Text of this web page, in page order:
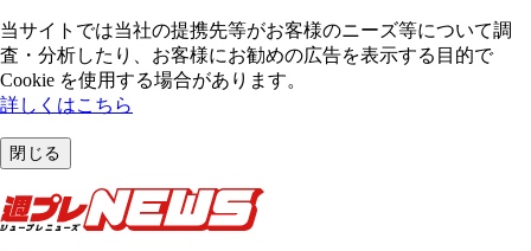
当サイトでは当社の提携先等がお客様のニーズ等について調
査・分析したり、お客様にお勧めの広告を表⽰する⽬的で
Cookie を使⽤する場合があります。
詳しくはこちら
閉じる